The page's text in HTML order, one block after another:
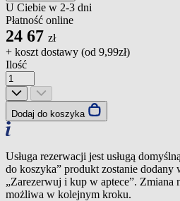
U Ciebie w 2-3 dni
Płatność online
24 67 zł
+ koszt dostawy (od 9,99zł)
Ilość
Dodaj do koszyka
Usługa rezerwacji jest usługą
do koszyka” produkt zostanie dodany
„Zarezerwuj i kup w aptece”. Zmiana
możliwa w kolejnym kroku.